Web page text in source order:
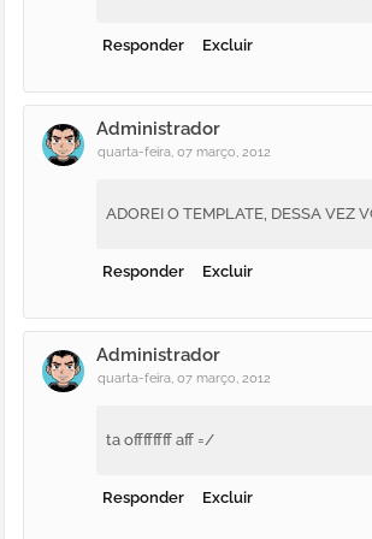
Responder Excluir
Administrador
quarta-feira, 07 março, 2012
ADOREI O TEMPLATE, DESSA VEZ
Responder Excluir
Administrador
quarta-feira, 07 março, 2012
ta offffffff aff =/
Responder Excluir